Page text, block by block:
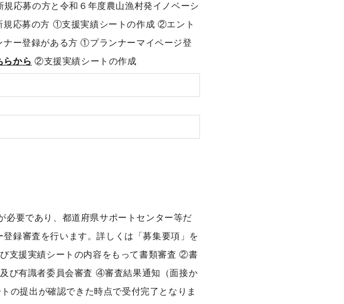
応募の方と令和６年度農山漁村発イノベーシ
規応募の方 ①支援実績シートの作成 ②エント
ナー登録がある方 ①プランナーマイページ登
らから ②支援実績シートの作成
必要であり、都道府県サポートセンター等だ
録審査を行います。詳しくは「募集要項」を
支援実績シートの内容をもって書類審査 ②書
び有識者委員会審査 ④審査結果通知（面接か
の提出が確認できた時点で受付完了となりま